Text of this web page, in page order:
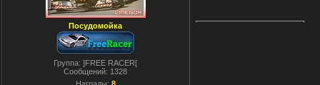
Посудомойка
Группа: ]FREE RACER[
Сообщений: 1328